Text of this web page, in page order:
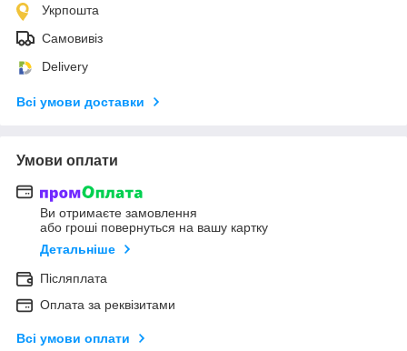
Укрпошта
Самовивіз
Delivery
Всі умови доставки
Умови оплати
Ви отримаєте замовлення
або гроші повернуться на вашу картку
Детальніше
Післяплата
Оплата за реквізитами
Всі умови оплати